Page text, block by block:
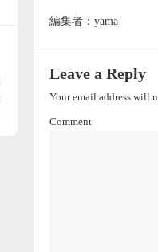
編集者：yama
Leave a Reply
Your email address will
Comment